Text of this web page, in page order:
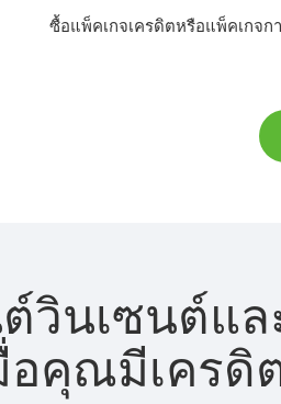
ซื้อแพ็คเกจเครดิตหรือแพ็คเกจก
วินเซนต์แล
อคุณมีเครดิ